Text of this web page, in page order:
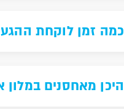
כמה זמן לוקחת
היכן מאחסנים במלון